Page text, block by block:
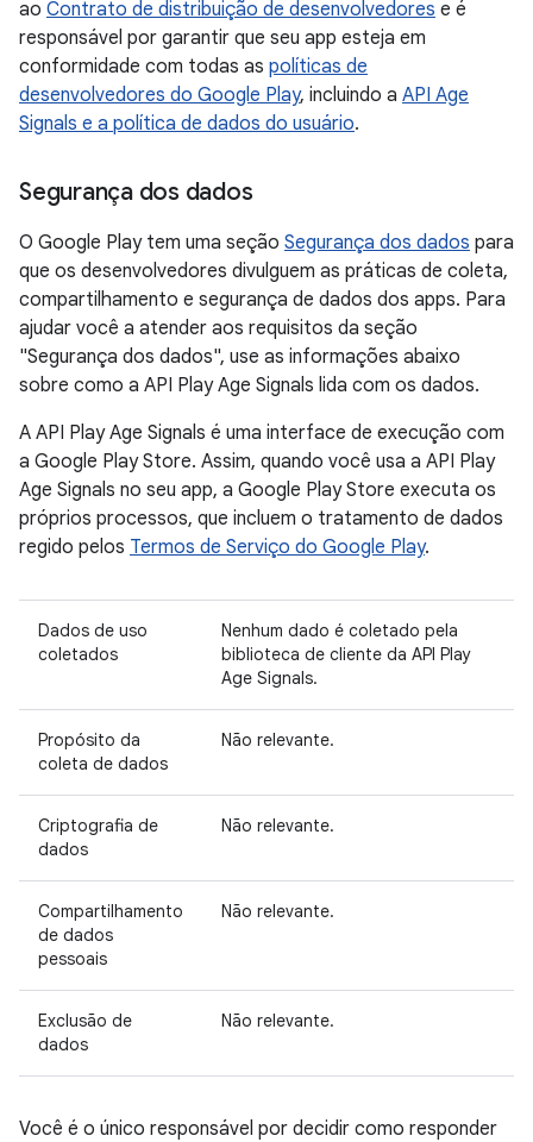
ao Contrato de distribuição de desenvolvedores e é
responsável por garantir que seu app esteja em
conformidade com todas as políticas de
desenvolvedores do Google Play, incluindo a API Age
Signals e a política de dados do usuário.
Segurança dos dados
O Google Play tem uma seção Segurança dos dados para
que os desenvolvedores divulguem as práticas de coleta,
compartilhamento e segurança de dados dos apps. Para
ajudar você a atender aos requisitos da seção
"Segurança dos dados", use as informações abaixo
sobre como a API Play Age Signals lida com os dados.
A API Play Age Signals é uma interface de execução com
a Google Play Store. Assim, quando você usa a API Play
Age Signals no seu app, a Google Play Store executa os
próprios processos, que incluem o tratamento de dados
regido pelos Termos de Serviço do Google Play.
Dados de uso
coletados
Nenhum dado é coletado pela
biblioteca de cliente da API Play
Age Signals.
Propósito da
coleta de dados
Não relevante.
Criptografia de
dados
Não relevante.
Compartilhamento
de dados
pessoais
Não relevante.
Exclusão de
dados
Não relevante.
Você é o único responsável por decidir como responder